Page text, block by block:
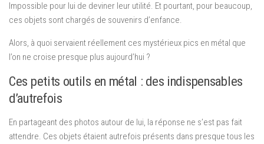
Impossible pour lui de deviner leur utilité. Et pourtant, pour beaucoup,
ces objets sont chargés de souvenirs d’enfance.
Alors, à quoi servaient réellement ces mystérieux pics en métal que
l’on ne croise presque plus aujourd’hui ?
Ces petits outils en métal : des indispensables
d’autrefois
En partageant des photos autour de lui, la réponse ne s’est pas fait
attendre. Ces objets étaient autrefois présents dans presque tous les